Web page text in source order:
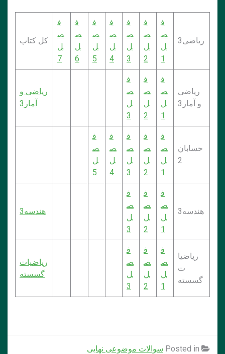
ریاضی3
ف
ص
ل
1
ف
ص
ل
2
ف
ص
ل
3
ف
ص
ل
4
ف
ص
ل
5
ف
ص
ل
6
ف
ص
ل
7
کل کتاب
ریاضی
و آمار3
ف
ص
ل
1
ف
ص
ل
2
ف
ص
ل
3
ریاضی و
آمار3
حسابان
2
ف
ص
ل
1
ف
ص
ل
2
ف
ص
ل
3
ف
ص
ل
4
ف
ص
ل
5
هندسه3
ف
ص
ل
1
ف
ص
ل
2
ف
ص
ل
3
هندسه3
ریاضیا
ت
گسسته
ف
ص
ل
1
ف
ص
ل
2
ف
ص
ل
3
ریاضیات
گسسته
سوالات موضوعی نهایی